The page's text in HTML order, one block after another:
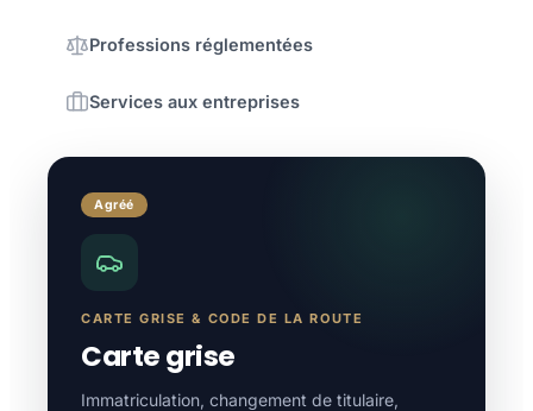
Professions réglementées
Services aux entreprises
Agréé
CARTE GRISE & CODE DE LA ROUTE
Carte grise
Immatriculation, changement de titulaire,